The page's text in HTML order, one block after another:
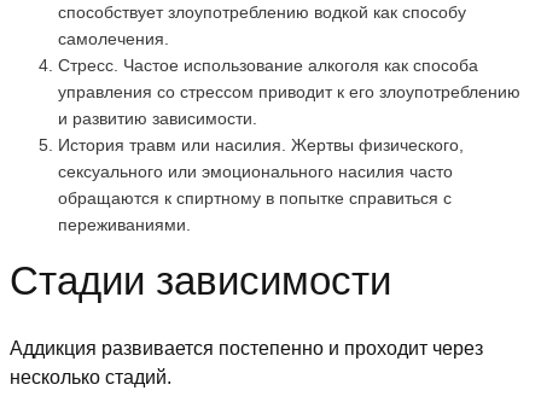
способствует злоупотреблению водкой как способу
самолечения.
Стресс. Частое использование алкоголя как способа
управления со стрессом приводит к его злоупотреблению
и развитию зависимости.
История травм или насилия. Жертвы физического,
сексуального или эмоционального насилия часто
обращаются к спиртному в попытке справиться с
переживаниями.
Стадии зависимости
Аддикция развивается постепенно и проходит через
несколько стадий.